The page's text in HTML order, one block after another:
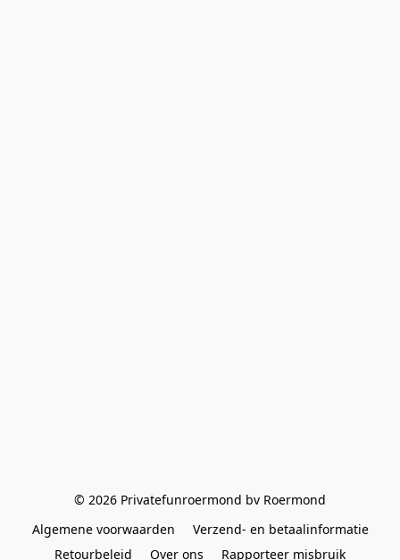
© 2026 Privatefunroermond bv Roermond
Algemene voorwaarden
Verzend- en betaalinformatie
Retourbeleid
Over ons Rapporteer misbruik